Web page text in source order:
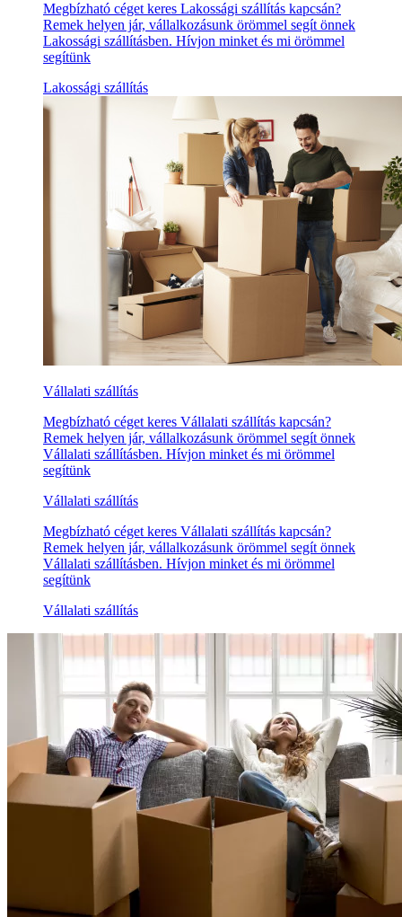
Megbízható céget keres Lakossági szállítás kapcsán?
Remek helyen jár, vállalkozásunk örömmel segít önnek
Lakossági szállításben. Hívjon minket és mi örömmel
segítünk
Lakossági szállítás
Vállalati szállítás
Megbízható céget keres Vállalati szállítás kapcsán?
Remek helyen jár, vállalkozásunk örömmel segít önnek
Vállalati szállításben. Hívjon minket és mi örömmel
segítünk
Vállalati szállítás
Megbízható céget keres Vállalati szállítás kapcsán?
Remek helyen jár, vállalkozásunk örömmel segít önnek
Vállalati szállításben. Hívjon minket és mi örömmel
segítünk
Vállalati szállítás